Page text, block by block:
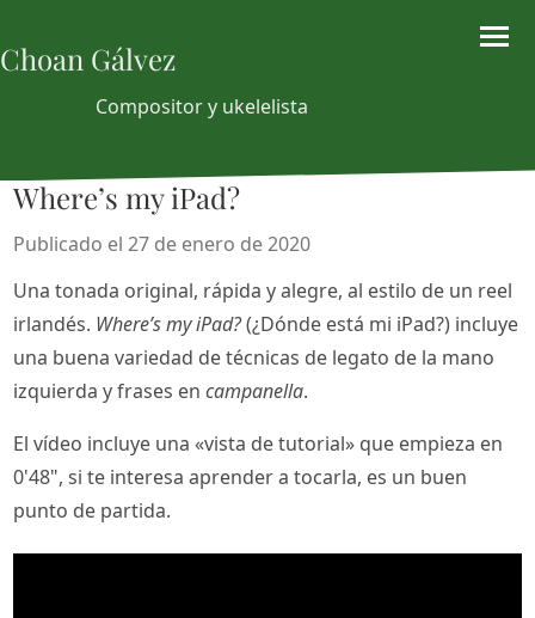
Choan Gálvez
Compositor y ukelelista
Where’s my iPad?
Publicado el 27 de enero de 2020
Una tonada original, rápida y alegre, al estilo de un reel
irlandés. Where’s my iPad?(¿Dónde está mi iPad?) incluye
una buena variedad de técnicas de legato de la mano
izquierda y frases en campanella.
El vídeo incluye una «vista de tutorial» que empieza en
0'48", si te interesa aprender a tocarla, es un buen
punto de partida.